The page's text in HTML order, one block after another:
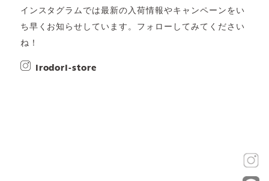
インスタグラムでは最新の入荷情報やキャンペーンをい
ち早くお知らせしています。フォローしてみてください
ね！
irodori-store